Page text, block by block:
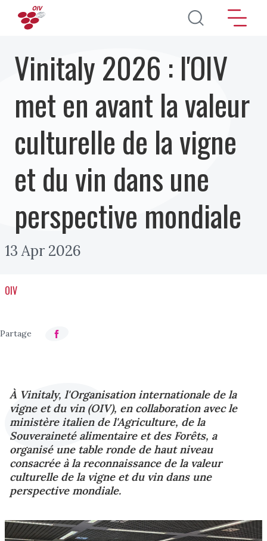
Aller au contenu principal
Vinitaly 2026 : l'OIV
met en avant la valeur
culturelle de la vigne
et du vin dans une
perspective mondiale
13 Apr 2026
OIV
À Vinitaly, l'Organisation internationale de la
vigne et du vin (OIV), en collaboration avec le
ministère italien de l'Agriculture, de la
Souveraineté alimentaire et des Forêts, a
organisé une table ronde de haut niveau
consacrée à la reconnaissance de la valeur
culturelle de la vigne et du vin dans une
perspective mondiale.